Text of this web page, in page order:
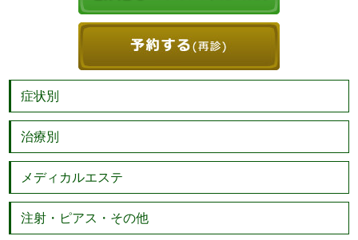
症状別
治療別
メディカルエステ
注射・ピアス・その他